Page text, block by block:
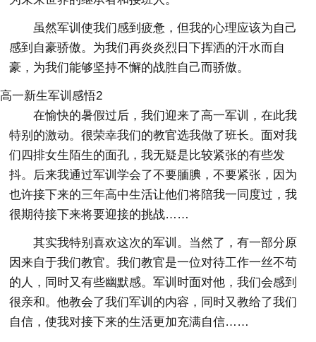
虽然军训使我们感到疲惫，但我的心理应该为自己
感到自豪骄傲。为我们再炎炎烈日下挥洒的汗水而自
豪，为我们能够坚持不懈的战胜自己而骄傲。
高一新生军训感悟2
在愉快的暑假过后，我们迎来了高一军训，在此我
特别的激动。很荣幸我们的教官选我做了班长。面对我
们四排女生陌生的面孔，我无疑是比较紧张的有些发
抖。后来我通过军训学会了不要腼腆，不要紧张，因为
也许接下来的三年高中生活让他们将陪我一同度过，我
很期待接下来将要迎接的挑战……
其实我特别喜欢这次的军训。当然了，有一部分原
因来自于我们教官。我们教官是一位对待工作一丝不苟
的人，同时又有些幽默感。军训时面对他，我们会感到
很亲和。他教会了我们军训的内容，同时又教给了我们
自信，使我对接下来的生活更加充满自信……